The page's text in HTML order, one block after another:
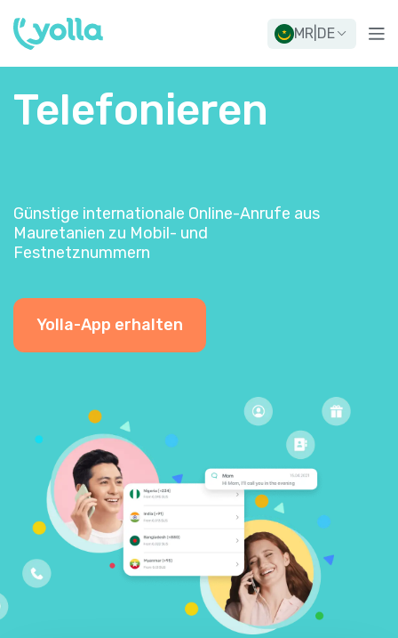
MR DE
Telefonieren
Günstige internationale Online-Anrufe aus
Mauretanien zu Mobil- und
Festnetznummern
Yolla-App erhalten